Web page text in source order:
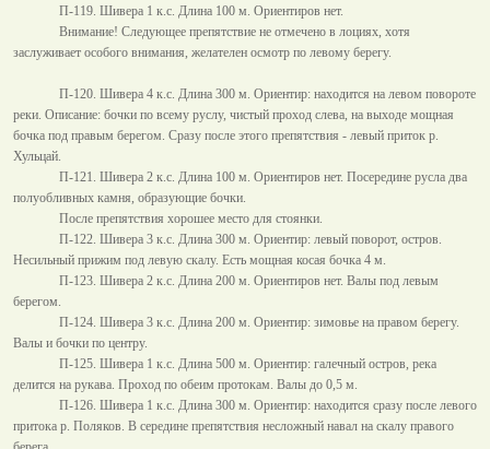
П-119. Шивера 1 к.с. Длина 100 м. Ориентиров нет.
Внимание! Следующее препятствие не отмечено в лоциях, хотя
заслуживает особого внимания, желателен осмотр по левому берегу.
П-120. Шивера 4 к.с. Длина 300 м. Ориентир: находится на левом повороте
реки. Описание: бочки по всему руслу, чистый проход слева, на выходе мощная
бочка под правым берегом. Сразу после этого препятствия - левый приток р.
Хульцай.
П-121. Шивера 2 к.с. Длина 100 м. Ориентиров нет. Посередине русла два
полуобливных камня, образующие бочки.
После препятствия хорошее место для стоянки.
П-122. Шивера 3 к.с. Длина 300 м. Ориентир: левый поворот, остров.
Несильный прижим под левую скалу. Есть мощная косая бочка 4 м.
П-123. Шивера 2 к.с. Длина 200 м. Ориентиров нет. Валы под левым
берегом.
П-124. Шивера 3 к.с. Длина 200 м. Ориентир: зимовье на правом берегу.
Валы и бочки по центру.
П-125. Шивера 1 к.с. Длина 500 м. Ориентир: галечный остров, река
делится на рукава. Проход по обеим протокам. Валы до 0,5 м.
П-126. Шивера 1 к.с. Длина 300 м. Ориентир: находится сразу после левого
притока р. Поляков. В середине препятствия несложный навал на скалу правого